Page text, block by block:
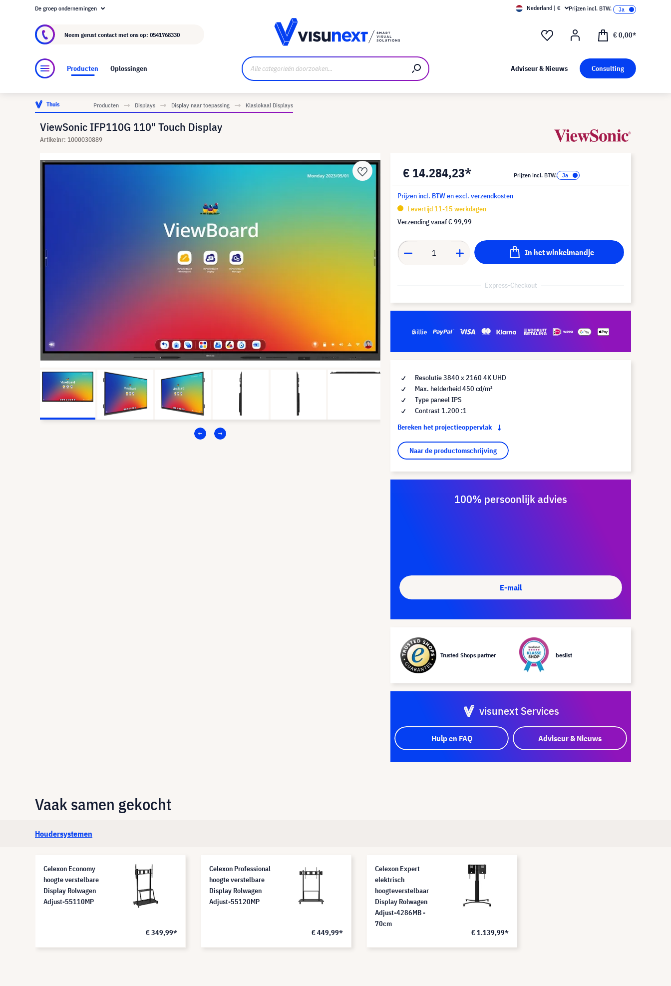
Over visunext.nl
De groep ondernemingen Nederland | € Prijzen incl. BTW.
Neem gerust contact met ons op: 0541768330 € 0,00*
Producten Oplossingen Adviseur & Nieuws Consulting
Thuis Producten Displays Display naar toepassing Klaslokaal Displays
ViewSonic IFP110G 110" Touch Display
Artikelnr: 1000030889
€ 14.284,23* Prijzen incl. BTW.
Prijzen incl. BTW en excl. verzendkosten
Levertijd 11-15 werkdagen
Verzending vanaf€ 99,99
In het winkelmandje
Express-Checkout
Resolutie 3840 x 2160 4K UHD
Max. helderheid 450 cd/m²
Type paneel IPS
Contrast 1.200 :1
Bereken het projectieoppervlak
Naar de productomschrijving
100% persoonlijk advies
E-mail
Trusted Shops partner beslist
visunext Services
Hulp en FAQ Adviseur & Nieuws
Vaak samen gekocht
Houdersystemen
Celexon Economy
hoogte verstelbare
Display Rolwagen
Adjust-55110MP
€ 349,99*
Celexon Professional
hoogte verstelbare
Display Rolwagen
Adjust-55120MP
€ 449,99*
Celexon Expert
elektrisch
hoogteverstelbaar
Display Rolwagen
Adjust-4286MB -
70cm
€ 1.139,99*